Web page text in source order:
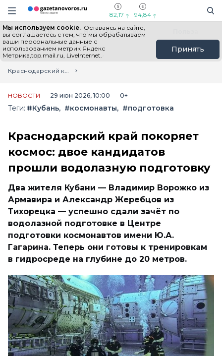
Информационный портал "ГазетаНоворос.ру"
Навигация сайта
82,17 94,84
Мы используем cookie. Оставаясь на сайте,
вы соглашаетесь с тем, что мы обрабатываем
ваши персональные данные с
использованием метрик Яндекс
Метрика,top.mail.ru, LiveInternet.
Принять
Все новости Новости России
Главная
Лента новостей
Краснодарский край покоряет космос: двое кандидатов прошли водолазную подготовку
НОВОСТИ 29 июн 2026, 10:00 0+
Теги: #Кубань #космонавты #подготовка
Краснодарский край покоряет
космос: двое кандидатов
прошли водолазную подготовку
Два жителя Кубани — Владимир Ворожко из
Армавира и Александр Жеребцов из
Тихорецка — успешно сдали зачёт по
водолазной подготовке в Центре
подготовки космонавтов имени Ю.А.
Гагарина. Теперь они готовы к тренировкам
в гидросреде на глубине до 20 метров.